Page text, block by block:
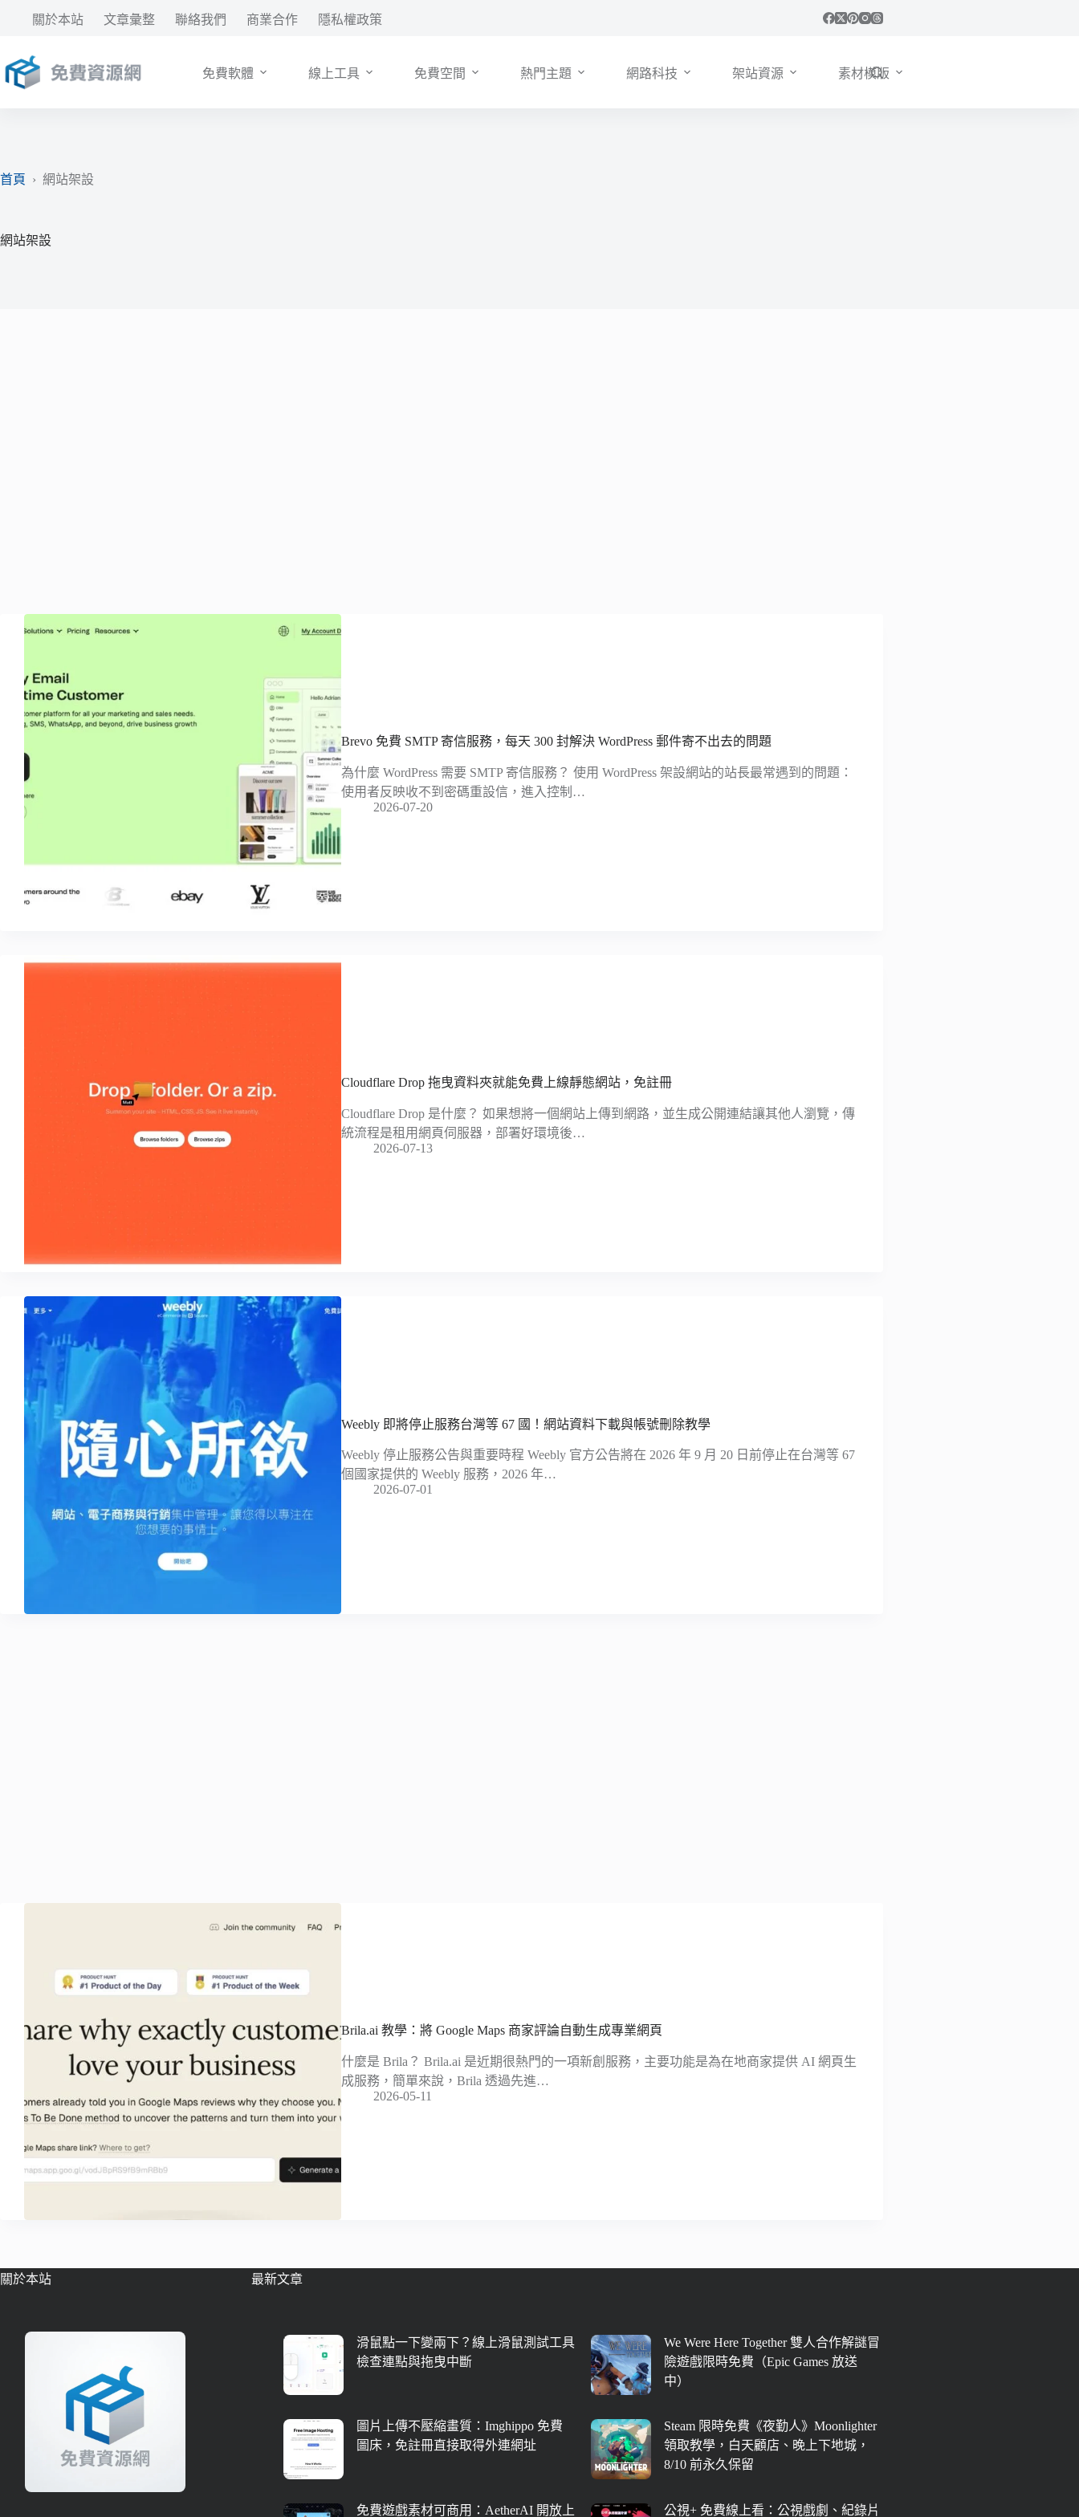
要
內
關於本站 文章彙整 聯絡我們 商業合作 隱私權政策
免費軟體 線上工具 免費空間 熱門主題 網路科技 架站資源 素材模版
首頁 › 網站架設
網站架設
Brevo 免費 SMTP 寄信服務，每天 300 封解決 WordPress 郵件寄不出去的問題
為什麼 WordPress 需要 SMTP 寄信服務？ 使用 WordPress 架設網站的站長最常遇到的問題：
使用者反映收不到密碼重設信，進入控制…
2026-07-20
Cloudflare Drop 拖曳資料夾就能免費上線靜態網站，免註冊
Cloudflare Drop 是什麼？ 如果想將一個網站上傳到網路，並生成公開連結讓其他人瀏覽，傳
統流程是租用網頁伺服器，部署好環境後…
2026-07-13
Weebly 即將停止服務台灣等 67 國！網站資料下載與帳號刪除教學
Weebly 停止服務公告與重要時程 Weebly 官方公告將在 2026 年 9 月 20 日前停止在台灣等 67
個國家提供的 Weebly 服務，2026 年…
2026-07-01
Brila.ai 教學：將 Google Maps 商家評論自動生成專業網頁
什麼是 Brila？ Brila.ai 是近期很熱門的一項新創服務，主要功能是為在地商家提供 AI 網頁生
成服務，簡單來說，Brila 透過先進…
2026-05-11
關於本站 最新文章
滑鼠點一下變兩下？線上滑鼠測試工具
檢查連點與拖曳中斷
We Were Here Together 雙人合作解謎冒
險遊戲限時免費（Epic Games 放送
中）
圖片上傳不壓縮畫質：Imghippo 免費
圖床，免註冊直接取得外連網址
Steam 限時免費《夜勤人》Moonlighter
領取教學，白天顧店、晚上下地城，
8/10 前永久保留
免費遊戲素材可商用：AetherAI 開放上 公視+ 免費線上看：公視戲劇、紀錄片